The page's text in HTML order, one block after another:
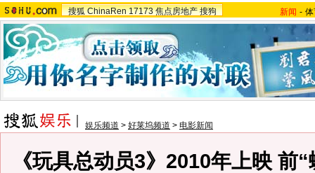
搜狐 ChinaRen 17173 焦点房地产 搜狗 新闻 -
娱乐频道 > 好莱坞频道 > 电影新闻
《玩具总动员3》2010年上映 前